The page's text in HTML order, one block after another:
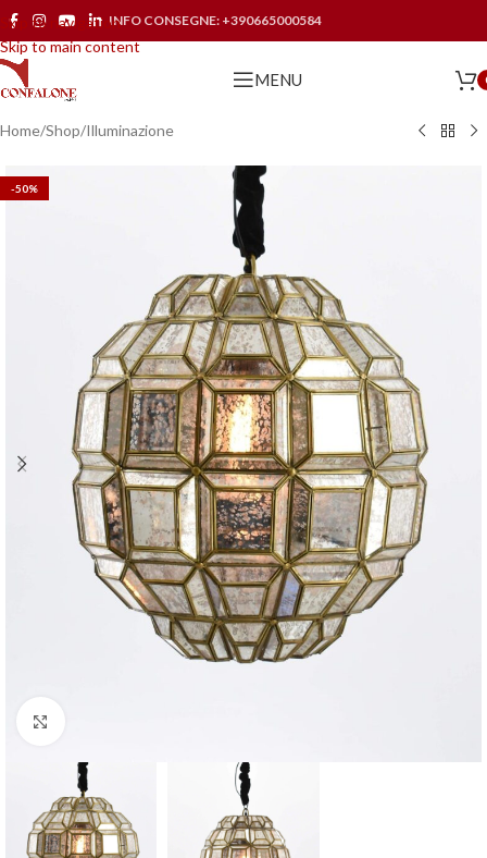
Skip to navigation
Skip to main content
INFO CONSEGNE: +390665000584
MENU
Home/Shop/Illuminazione
-50%